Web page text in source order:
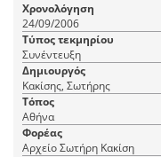
Χρονολόγηση
24/09/2006
Τύπος τεκμηρίου
Συνέντευξη
Δημιουργός
Κακίσης, Σωτήρης
Τόπος
Αθήνα
Φορέας
Αρχείο Σωτήρη Κακίση